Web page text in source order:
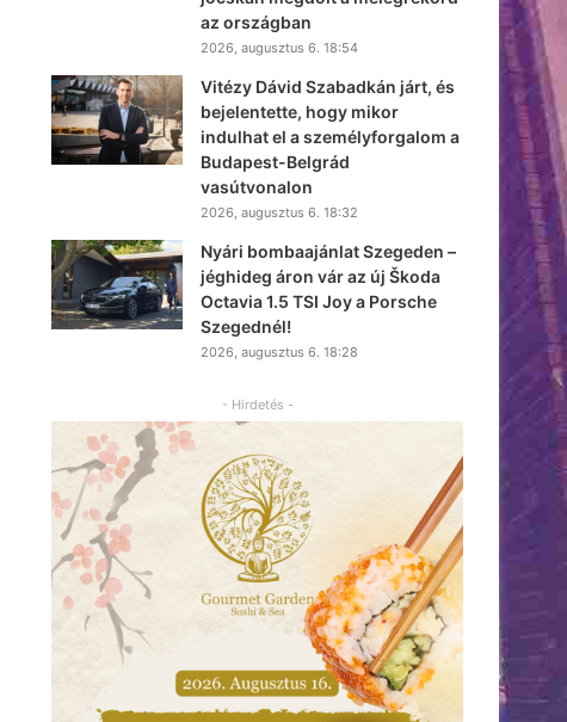
az országban
2026, augusztus 6. 18:54
Vitézy Dávid Szabadkán járt, és
bejelentette, hogy mikor
indulhat el a személyforgalom a
Budapest-Belgrád
vasútvonalon
2026, augusztus 6. 18:32
Nyári bombaajánlat Szegeden –
jéghideg áron vár az új Škoda
Octavia 1.5 TSI Joy a Porsche
Szegednél!
2026, augusztus 6. 18:28
- Hirdetés -